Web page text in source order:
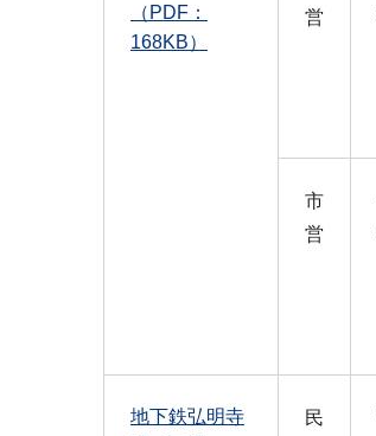
（PDF：
168KB）
営
市
営
地下鉄弘明寺
民